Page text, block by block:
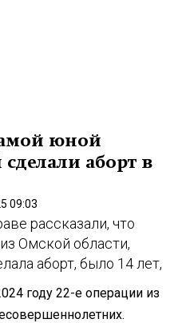
юной
аборт в
09:03
рассказали, что
Омской области,
аборт, было 14 лет,
году 22-е операции из